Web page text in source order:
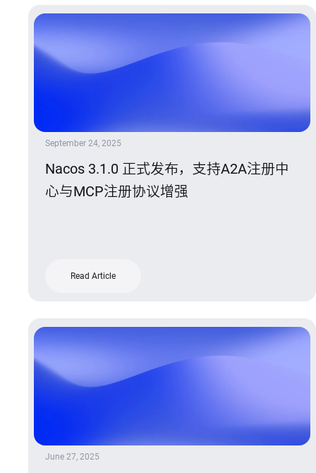
September 24, 2025
Nacos 3.1.0 正式发布，支持A2A注册中
心与MCP注册协议增强
Read Article
June 27, 2025